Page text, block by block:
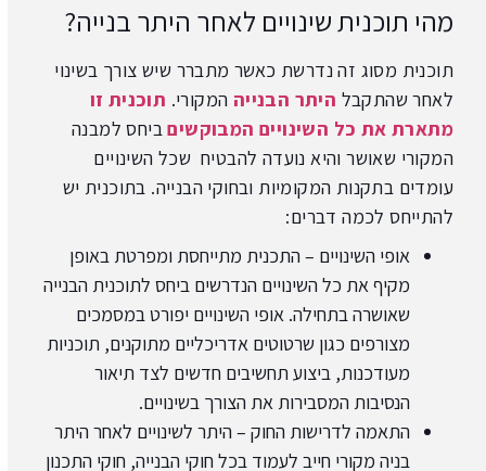
מהי תוכנית שינויים לאחר היתר בנייה?
תוכנית מסוג זה נדרשת כאשר מתברר שיש צורך בשינוי
לאחר שהתקבל היתר הבנייה המקורי. תוכנית זו
מתארת את כל השינויים המבוקשיםביחס למבנה
המקורי שאושר והיא נועדה להבטיח שכל השינויים
עומדים בתקנות המקומיות ובחוקי הבנייה. בתוכנית יש
להתייחס לכמה דברים:
אופי השינויים – התכנית מתייחסת ומפרטת באופן
מקיף את כל השינויים הנדרשים ביחס לתוכנית הבנייה
שאושרה בתחילה. אופי השינויים יפורט במסמכים
מצורפים כגון שרטוטים אדריכליים מתוקנים, תוכניות
מעודכנות, ביצוע תחשיבים חדשים לצד תיאור
הנסיבות המסבירות את הצורך בשינויים.
התאמה לדרישות החוק – היתר לשינויים לאחר היתר
בניה מקורי חייב לעמוד בכל חוקי הבנייה, חוקי התכנון